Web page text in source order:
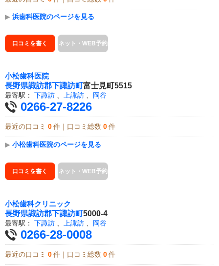
▶ 浜歯科医院のページを見る
口コミを書く ネット・WEB予約
小松歯科医院
長野県諏訪郡下諏訪町富士見町5515
最寄駅： 下諏訪 上諏訪 岡谷
0266-27-8226
最近の口コミ 0 件｜口コミ総数 0 件
▶ 小松歯科医院のページを見る
口コミを書く ネット・WEB予約
小松歯科クリニック
長野県諏訪郡下諏訪町5000-4
最寄駅： 下諏訪 上諏訪 岡谷
0266-28-0008
最近の口コミ 0 件｜口コミ総数 0 件